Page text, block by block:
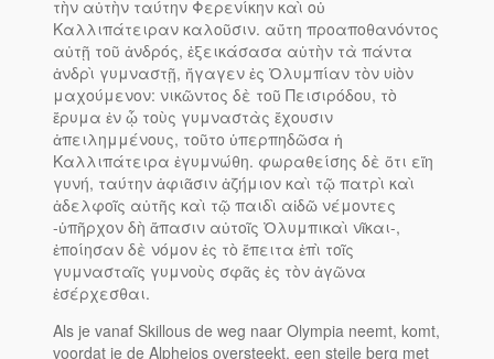
τὴν αὐτὴν ταύτην Φερενίκην καὶ οὐ
Καλλιπάτειραν καλοῦσιν. αὕτη προαποθανόντος
αὐτῇ τοῦ ἀνδρός, ἐξεικάσασα αὑτὴν τὰ πάντα
ἀνδρὶ γυμναστῇ, ἤγαγεν ἐς Ὀλυμπίαν τὸν υἱὸν
μαχούμενον: νικῶντος δὲ τοῦ Πεισιρόδου, τὸ
ἔρυμα ἐν ᾧ τοὺς γυμναστὰς ἔχουσιν
ἀπειλημμένους, τοῦτο ὑπερπηδῶσα ἡ
Καλλιπάτειρα ἐγυμνώθη. φωραθείσης δὲ ὅτι εἴη
γυνή, ταύτην ἀφιᾶσιν ἀζήμιον καὶ τῷ πατρὶ καὶ
ἀδελφοῖς αὐτῆς καὶ τῷ παιδὶ αἰδῶ νέμοντες
-ὑπῆρχον δὴ ἅπασιν αὐτοῖς Ὀλυμπικαὶ νῖκαι-,
ἐποίησαν δὲ νόμον ἐς τὸ ἔπειτα ἐπὶ τοῖς
γυμνασταῖς γυμνοὺς σφᾶς ἐς τὸν ἀγῶνα
ἐσέρχεσθαι.
Als je vanaf Skillous de weg naar Olympia neemt, komt,
voordat je de Alpheios oversteekt, een steile berg met